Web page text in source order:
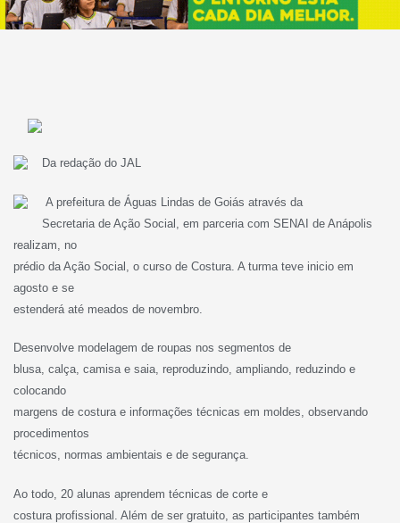
Da redação do JAL
A prefeitura de Águas Lindas de Goiás através da
Secretaria de Ação Social, em parceria com SENAI de Anápolis
realizam, no
prédio da Ação Social, o curso de Costura. A turma teve inicio em
agosto e se
estenderá até meados de novembro.
Desenvolve modelagem de roupas nos segmentos de
blusa, calça, camisa e saia, reproduzindo, ampliando, reduzindo e
colocando
margens de costura e informações técnicas em moldes, observando
procedimentos
técnicos, normas ambientais e de segurança.
Ao todo, 20 alunas aprendem técnicas de corte e
costura profissional. Além de ser gratuito, as participantes também